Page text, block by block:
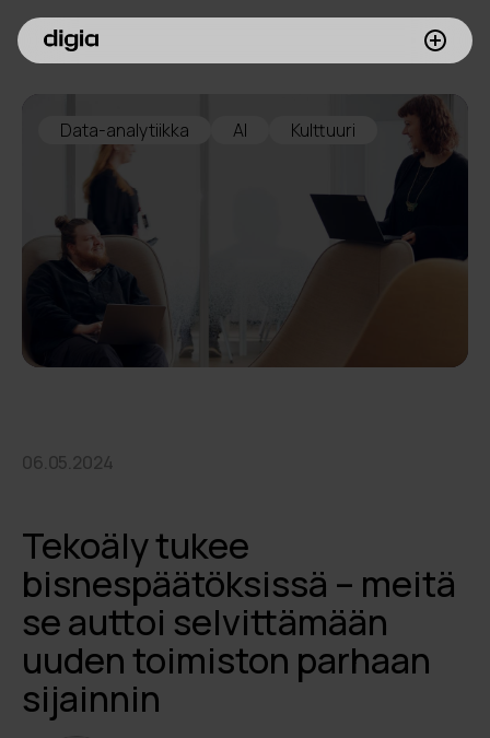
Palvelumme
Asiakkaamme
Inspiroidu
Digia yrityksenä
Sijoittajille
Meille töihin
Data-analytiikka AI Kulttuuri
06.05.2024
Tekoäly tukee
bisnespäätöksissä – meitä
se auttoi selvittämään
uuden toimiston parhaan
sijainnin